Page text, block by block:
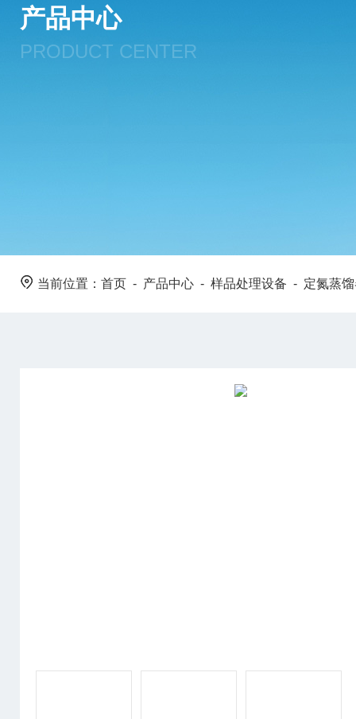
产品中心
PRODUCT CENTER
当前位置： 首页 - 产品中心 - 样品处理设备 - 定氮蒸